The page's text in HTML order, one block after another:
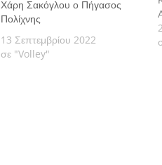
Χάρη Σακόγλου ο Πήγασος
Πολίχνης
13 Σεπτεμβρίου 2022
σε "Volley"